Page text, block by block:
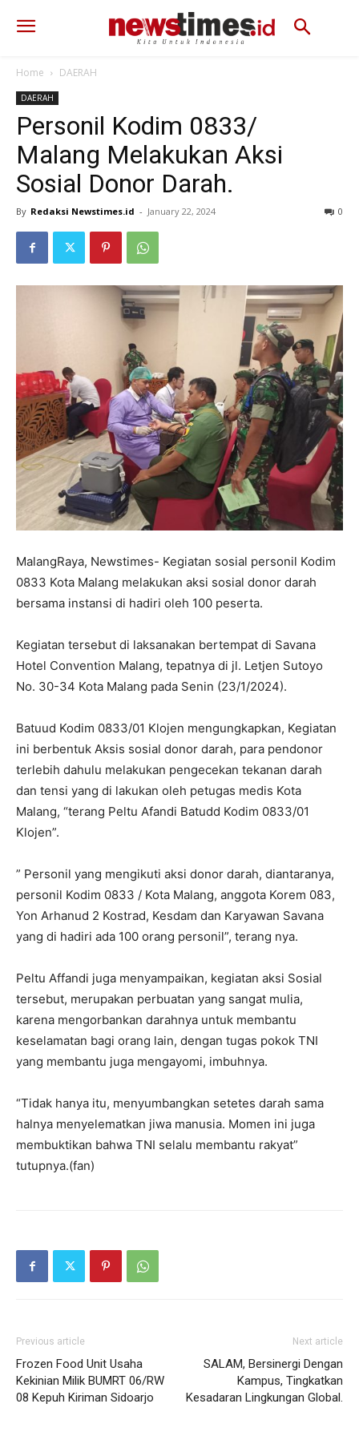
Home DAERAH
DAERAH
Personil Kodim 0833/
Malang Melakukan Aksi
Sosial Donor Darah.
By Redaksi Newstimes.id - January 22, 2024 0
MalangRaya, Newstimes- Kegiatan sosial personil Kodim
0833 Kota Malang melakukan aksi sosial donor darah
bersama instansi di hadiri oleh 100 peserta.
Kegiatan tersebut di laksanakan bertempat di Savana
Hotel Convention Malang, tepatnya di jl. Letjen Sutoyo
No. 30-34 Kota Malang pada Senin (23/1/2024).
Batuud Kodim 0833/01 Klojen mengungkapkan, Kegiatan
ini berbentuk Aksis sosial donor darah, para pendonor
terlebih dahulu melakukan pengecekan tekanan darah
dan tensi yang di lakukan oleh petugas medis Kota
Malang, “terang Peltu Afandi Batudd Kodim 0833/01
Klojen”.
” Personil yang mengikuti aksi donor darah, diantaranya,
personil Kodim 0833 / Kota Malang, anggota Korem 083,
Yon Arhanud 2 Kostrad, Kesdam dan Karyawan Savana
yang di hadiri ada 100 orang personil”, terang nya.
Peltu Affandi juga menyampaikan, kegiatan aksi Sosial
tersebut, merupakan perbuatan yang sangat mulia,
karena mengorbankan darahnya untuk membantu
keselamatan bagi orang lain, dengan tugas pokok TNI
yang membantu juga mengayomi, imbuhnya.
“Tidak hanya itu, menyumbangkan setetes darah sama
halnya menyelematkan jiwa manusia. Momen ini juga
membuktikan bahwa TNI selalu membantu rakyat”
tutupnya.(fan)
Previous article
Frozen Food Unit Usaha
Kekinian Milik BUMRT 06/RW
08 Kepuh Kiriman Sidoarjo
Next article
SALAM, Bersinergi Dengan
Kampus, Tingkatkan
Kesadaran Lingkungan Global.